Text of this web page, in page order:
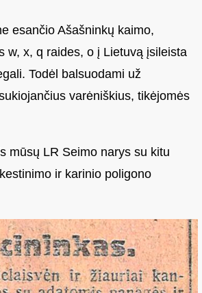
esančio Ašašninkų kaimo,
w, x, q raides, o į Lietuvą įsileista
Todėl balsuodami už
varėniškius, tikėjomės
mūsų LR Seimo narys su kitu
ir karinio poligono